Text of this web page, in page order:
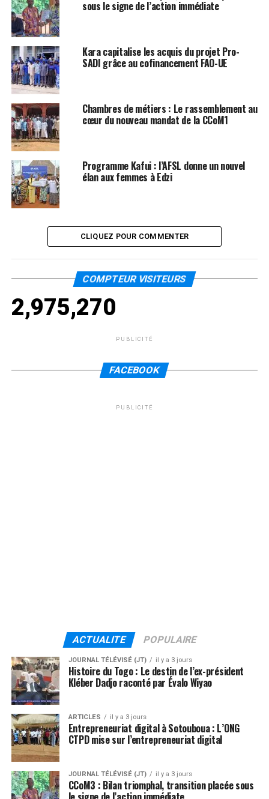
sous le signe de l’action immédiate
Kara capitalise les acquis du projet Pro-
SADI grâce au cofinancement FAO-UE
Chambres de métiers : Le rassemblement au
cœur du nouveau mandat de la CCoM1
Programme Kafui : l’AFSL donne un nouvel
élan aux femmes à Edzi
CLIQUEZ POUR COMMENTER
COMPTEUR VISITEURS
2,975,270
PUBLICITÉ
FACEBOOK
PUBLICITÉ
ACTUALITE POPULAIRE
JOURNAL TÉLÉVISÉ (JT) il y a 3 jours
Histoire du Togo : Le destin de l’ex-président
Kléber Dadjo raconté par Évalo Wiyao
ARTICLES il y a 3 jours
Entrepreneuriat digital à Sotouboua : L’ONG
CTPD mise sur l’entrepreneuriat digital
JOURNAL TÉLÉVISÉ (JT) il y a 3 jours
CCoM3 : Bilan triomphal, transition placée sous